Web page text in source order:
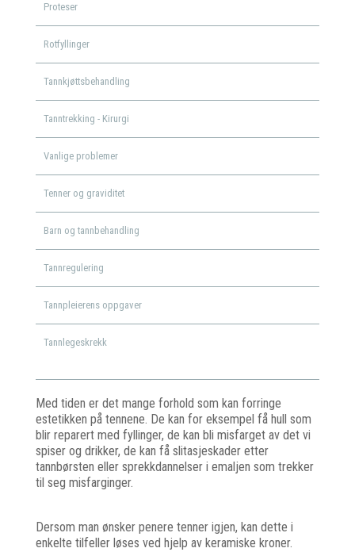
Proteser
Rotfyllinger
Tannkjøttsbehandling
Tanntrekking - Kirurgi
Vanlige problemer
Tenner og graviditet
Barn og tannbehandling
Tannregulering
Tannpleierens oppgaver
Tannlegeskrekk
Med tiden er det mange forhold som kan forringe
estetikken på tennene. De kan for eksempel få hull som
blir reparert med fyllinger, de kan bli misfarget av det vi
spiser og drikker, de kan få slitasjeskader etter
tannbørsten eller sprekkdannelser i emaljen som trekker
til seg misfarginger.
Dersom man ønsker penere tenner igjen, kan dette i
enkelte tilfeller løses ved hjelp av keramiske kroner.